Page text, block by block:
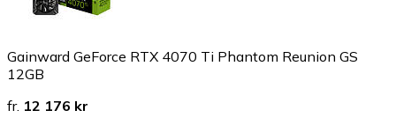
Gainward GeForce RTX 4070 Ti Phantom Reunion GS
12GB
fr. 12 176 kr